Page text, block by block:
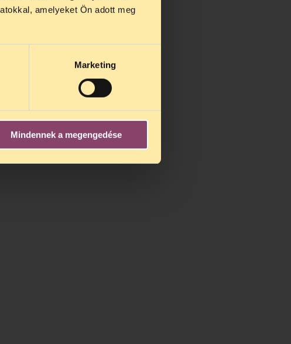
amelyeket Ön adott meg
Marketing
Mindennek a megengedése
július 27 és
25-én